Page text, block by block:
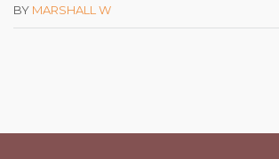
BY MARSHALL W